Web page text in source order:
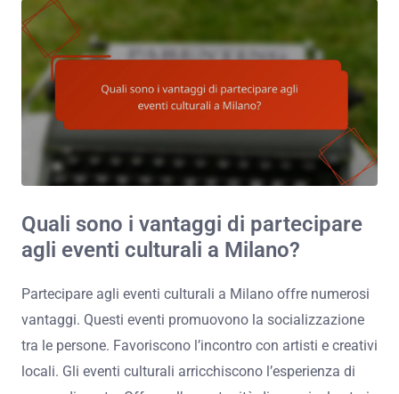
Quali sono i vantaggi di partecipare
agli eventi culturali a Milano?
Partecipare agli eventi culturali a Milano offre numerosi
vantaggi. Questi eventi promuovono la socializzazione
tra le persone. Favoriscono l’incontro con artisti e creativi
locali. Gli eventi culturali arricchiscono l’esperienza di